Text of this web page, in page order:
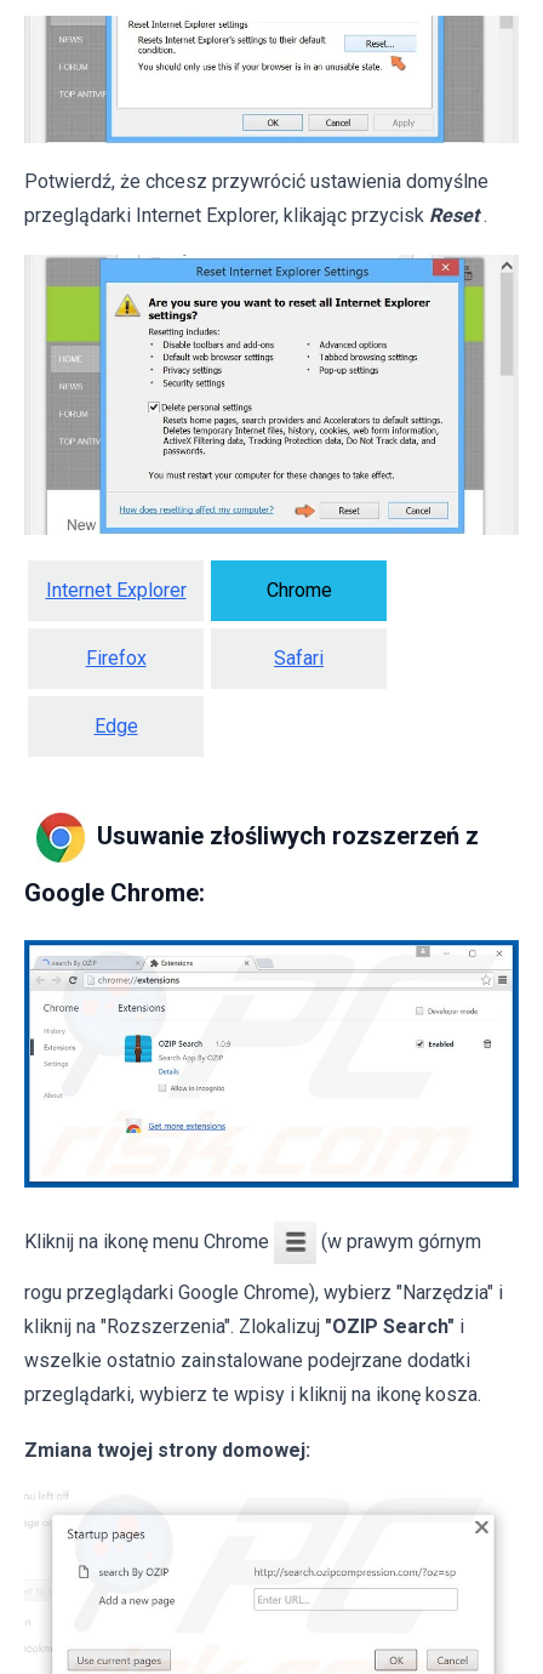
Potwierdź, że chcesz przywrócić ustawienia domyślne
przeglądarki Internet Explorer, klikając przycisk Reset .
Internet Explorer Chrome
Firefox Safari
Edge
Usuwanie złośliwych rozszerzeń z
Google Chrome:
Kliknij na ikonę menu Chrome (w prawym górnym
rogu przeglądarki Google Chrome), wybierz "Narzędzia" i
kliknij na "Rozszerzenia". Zlokalizuj "OZIP Search" i
wszelkie ostatnio zainstalowane podejrzane dodatki
przeglądarki, wybierz te wpisy i kliknij na ikonę kosza.
Zmiana twojej strony domowej: